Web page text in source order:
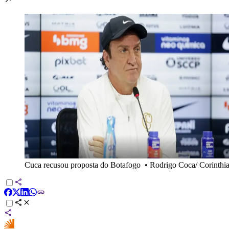
Cuca recusou proposta do Botafogo • Rodrigo Coca/